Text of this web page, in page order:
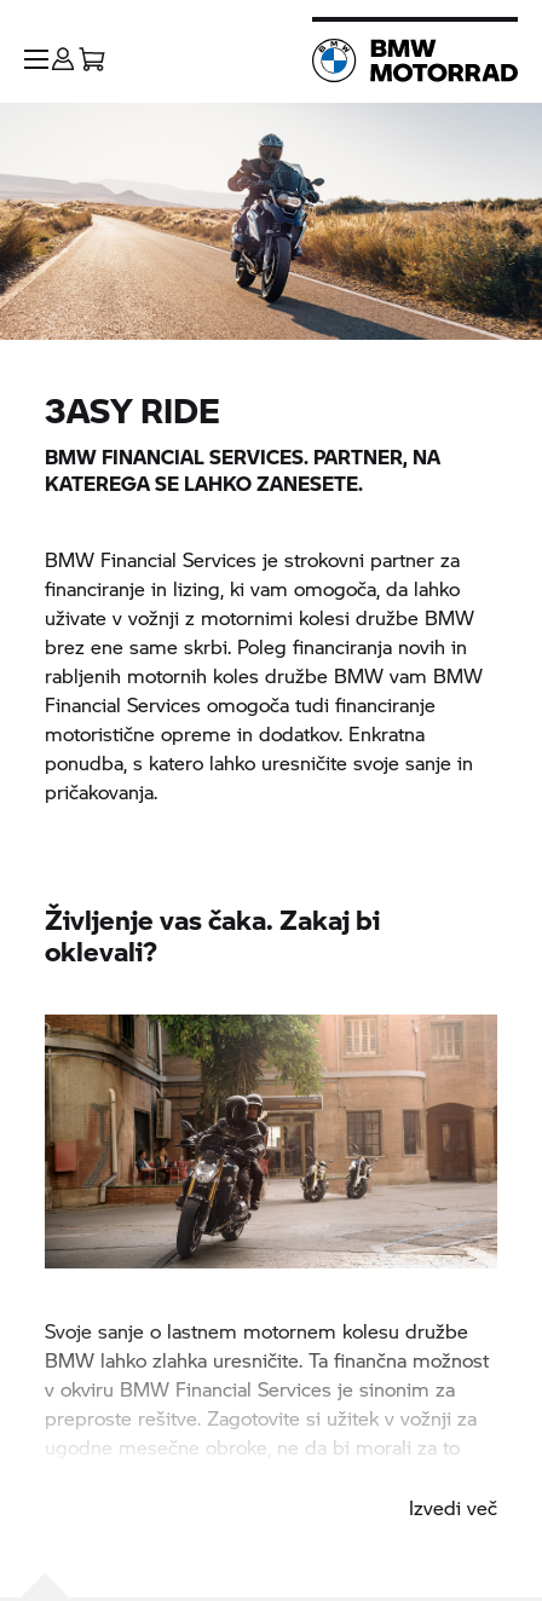
3ASY RIDE
BMW FINANCIAL SERVICES. PARTNER, NA
KATEREGA SE LAHKO ZANESETE.
BMW Financial Services je strokovni partner za
financiranje in lizing, ki vam omogoča, da lahko
uživate v vožnji z motornimi kolesi družbe BMW
brez ene same skrbi. Poleg financiranja novih in
rabljenih motornih koles družbe BMW vam BMW
Financial Services omogoča tudi financiranje
motoristične opreme in dodatkov. Enkratna
ponudba, s katero lahko uresničite svoje sanje in
pričakovanja.
Življenje vas čaka. Zakaj bi
oklevali?
Svoje sanje o lastnem motornem kolesu družbe
BMW lahko zlahka uresničite. Ta finančna možnost
v okviru BMW Financial Services je sinonim za
preproste rešitve. Zagotovite si užitek v vožnji za
ugodne mesečne obroke, ne da bi morali za to
Izvedi več